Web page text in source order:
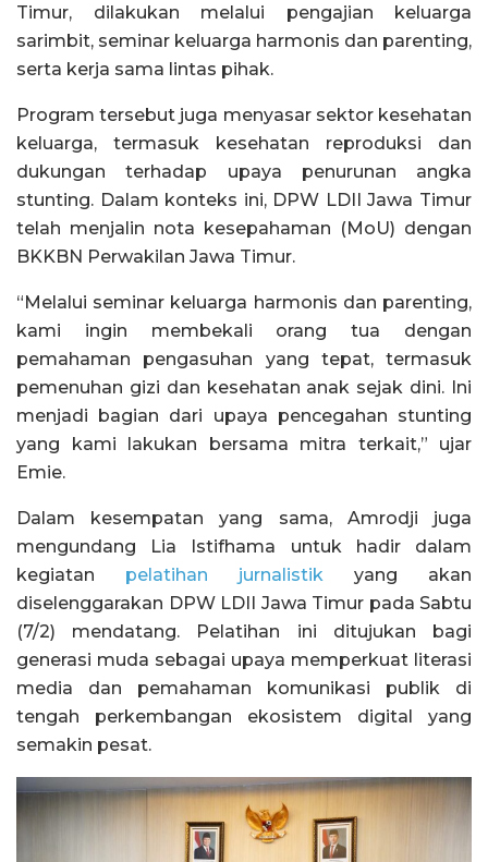
Timur, dilakukan melalui pengajian keluarga
sarimbit, seminar keluarga harmonis dan parenting,
serta kerja sama lintas pihak.
Program tersebut juga menyasar sektor kesehatan
keluarga, termasuk kesehatan reproduksi dan
dukungan terhadap upaya penurunan angka
stunting. Dalam konteks ini, DPW LDII Jawa Timur
telah menjalin nota kesepahaman (MoU) dengan
BKKBN Perwakilan Jawa Timur.
“Melalui seminar keluarga harmonis dan parenting,
kami ingin membekali orang tua dengan
pemahaman pengasuhan yang tepat, termasuk
pemenuhan gizi dan kesehatan anak sejak dini. Ini
menjadi bagian dari upaya pencegahan stunting
yang kami lakukan bersama mitra terkait,” ujar
Emie.
Dalam kesempatan yang sama, Amrodji juga
mengundang Lia Istifhama untuk hadir dalam
kegiatan pelatihan jurnalistik yang akan
diselenggarakan DPW LDII Jawa Timur pada Sabtu
(7/2) mendatang. Pelatihan ini ditujukan bagi
generasi muda sebagai upaya memperkuat literasi
media dan pemahaman komunikasi publik di
tengah perkembangan ekosistem digital yang
semakin pesat.